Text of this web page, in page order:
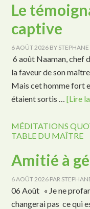
Le
captive
6 AOÛT 2026 BY STEPHANE
6 août Naaman, chef
la faveur de son
Mais cet homme fort
étaient sortis …[Lire
MÉDITATIONS
TABLE DU MAÎTRE
Amitié à
6 AOÛT 2026 PAR
06 Août « Je ne
changerai pas ce qui